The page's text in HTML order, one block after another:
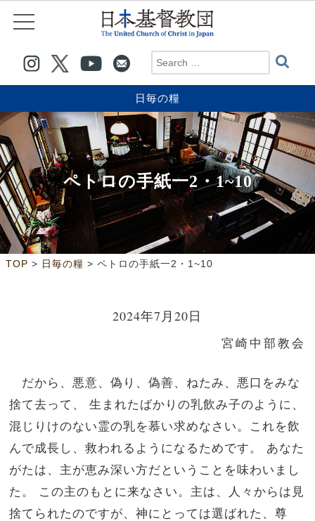
日毎の糧
ペトロの手紙一2・1~10
TOP > 日毎の糧 > ペトロの手紙一2・1~10
2024年7月20日
宮崎中部教会
だから、悪意、偽り、偽善、ねたみ、悪口をみな
捨て去って、 生まれたばかりの乳飲み子のように、
混じりけのない霊の乳を慕い求めなさい。これを飲
んで成長し、救われるようになるためです。 あなた
がたは、主が恵み深い方だということを味わいまし
た。 この主のもとに来なさい。主は、人々からは見
捨てられたのですが、神にとっては選ばれた、尊